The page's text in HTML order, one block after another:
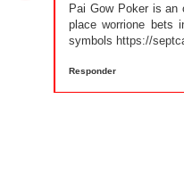
Pai Gow Poker is
placeworrione bets
symbols https://
Responder